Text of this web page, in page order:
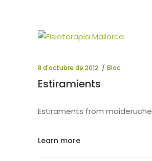
8 d'octubre de 2012 Bloc
Estiramients
Estiraments from maideruche
Learn more